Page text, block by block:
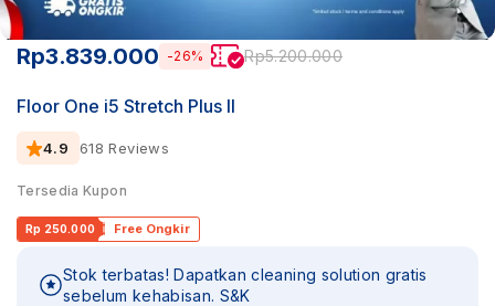
Rp3.839.000 -26% Rp5.200.000
Floor One i5 Stretch Plus II
4.9 618 Reviews
Tersedia Kupon
Rp 250.000 Free Ongkir
Stok terbatas! Dapatkan cleaning solution gratis
sebelum kehabisan. S&K